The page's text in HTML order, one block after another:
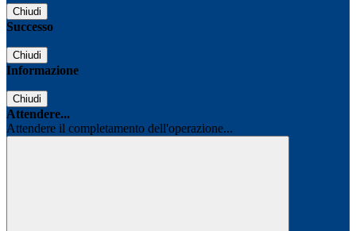
Chiudi
Successo
Chiudi
Informazione
Chiudi
Attendere...
Attendere il completamento dell'operazione...